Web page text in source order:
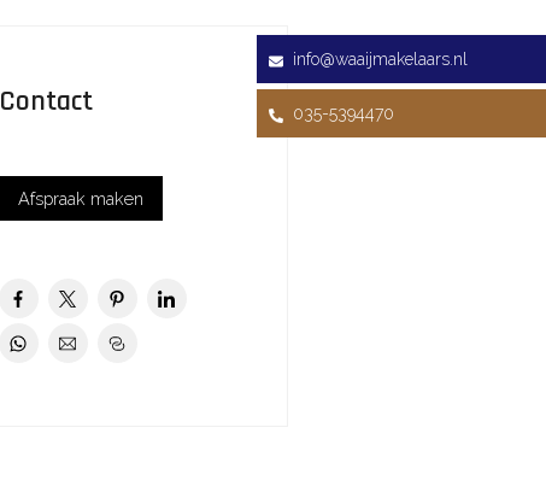
info@waaijmakelaars.nl
035-5394470
Contact
Afspraak maken